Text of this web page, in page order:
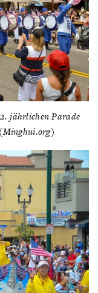
jährlichen Parade